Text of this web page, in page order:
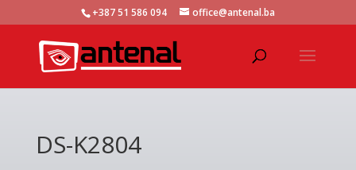
+387 51 586 094 office@antenal.ba
DS-K2804